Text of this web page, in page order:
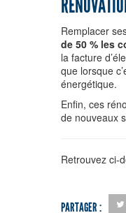
Remplacer
de 50 % les
la facture
que lorsque
énergétique.
Enfin, ces
de nouveaux
Retrouvez ci-
PARTAGER :